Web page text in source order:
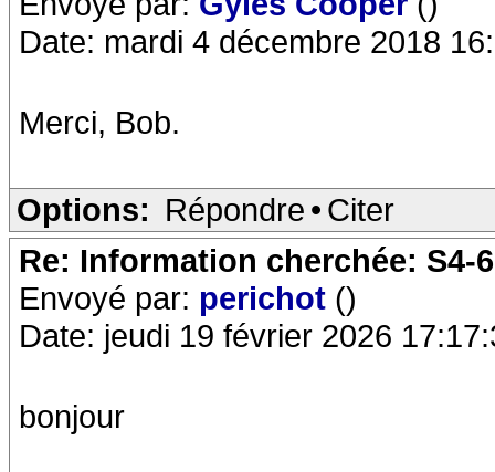
Date: mardi 4 décembre 2018
Merci, Bob.
Options: Répondre • Citer
Re: Information cherchée: S4-
Envoyé par: perichot ()
Date: jeudi 19 février 2026
bonjour